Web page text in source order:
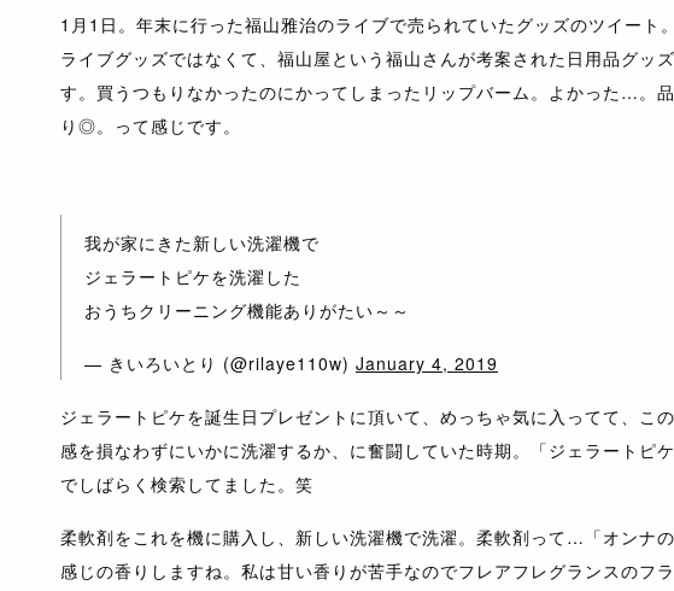
1月1日。年末に行った福山雅治のライブで売られていたグッズのツイート
ライブグッズではなくて、福山屋という福山さんが考案された日用品グッ
す。買うつもりなかったのにかってしまったリップバーム。よかった…。
り◎。って感じです。
我が家にきた新しい洗濯機で
ジェラートピケを洗濯した
おうちクリーニング機能ありがたい～～
— きいろいとり (@rilaye110w) January 4, 2019
ジェラートピケを誕生日プレゼントに頂いて、めっちゃ気に入ってて、こ
感を損なわずにいかに洗濯するか、に奮闘していた時期。「ジェラートピ
でしばらく検索してました。笑
柔軟剤をこれを機に購入し、新しい洗濯機で洗濯。柔軟剤って…「オンナ
感じの香りしますね。私は甘い香りが苦手なのでフレアフレグランスのフ